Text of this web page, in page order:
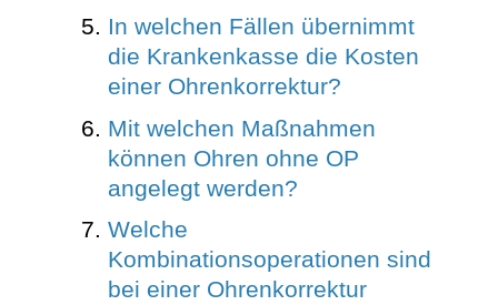
In welchen Fällen übernimmt
die Krankenkasse die Kosten
einer Ohrenkorrektur?
Mit welchen Maßnahmen
können Ohren ohne OP
angelegt werden?
Welche
Kombinationsoperationen sind
bei einer Ohrenkorrektur